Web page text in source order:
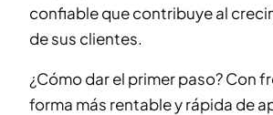
confiable que contribuye al
de sus clientes.
¿Cómo dar el primer paso? Con
forma más rentable y rápida de